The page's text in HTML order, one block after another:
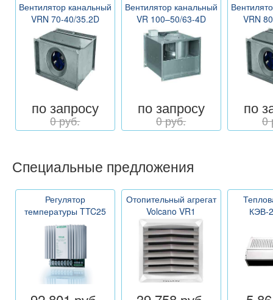
Вентилятор канальный
VRN 70-40/35.2D
по запросу
0 руб.
Вентилятор канальный
VR 100–50/63-4D
по запросу
0 руб.
VRN
по
0
Специальные предложения
Регулятор
температуры TTC25
Отопительный агрегат
Volcano VR1
КЭВ-